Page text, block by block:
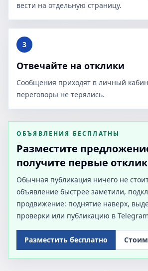
вести на отдельную страницу.
3
Отвечайте на отклики
Сообщения приходят в личный
переговоры не терялись.
ОБЪЯВЛЕНИЯ БЕСПЛАТНЫ
Разместите
получите первые
Обычная публикация ничего не
объявление быстрее заметили,
продвижение: поднятие наверх,
проверки или публикацию в
Разместить бесплатно